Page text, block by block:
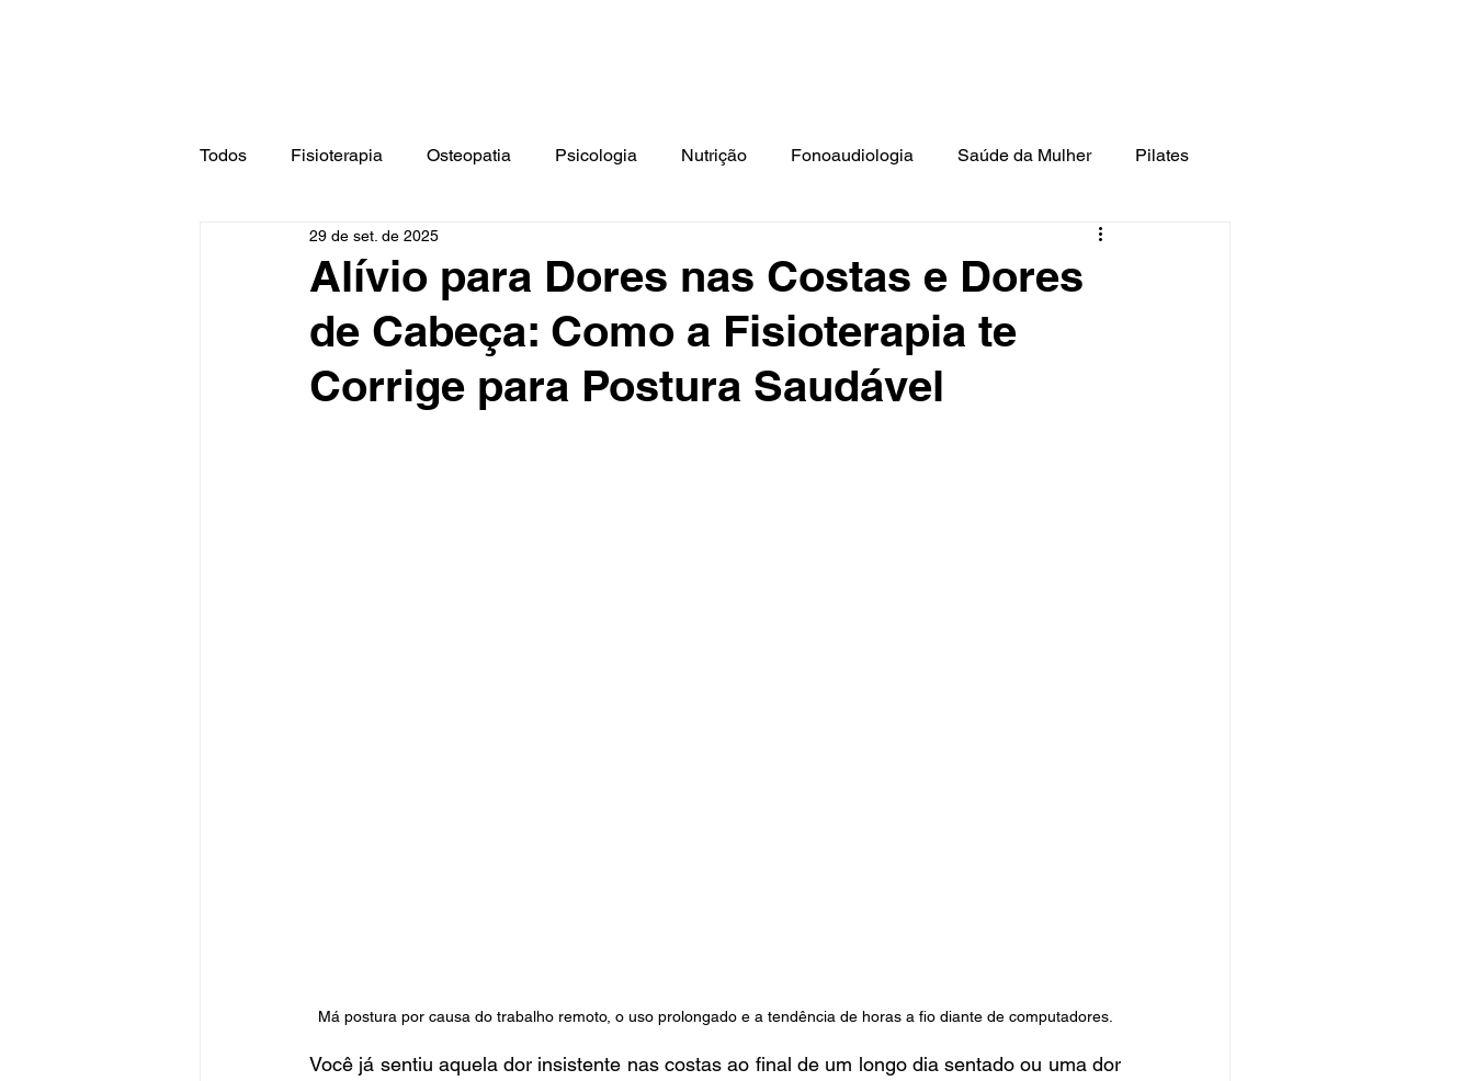
Todos Fisioterapia Osteopatia Psicologia Nutrição Fonoaudiologia Saúde da Mulher Pilates
Terapia Ocupacional
Alívio para Dores nas Costas e Dores
de Cabeça: Como a Fisioterapia te
Corrige para Postura Saudável
29 de set. de 2025
Má postura por causa do trabalho remoto, o uso prolongado e a tendência de horas a fio diante de computadores.
Você já sentiu aquela dor insistente nas costas ao final de um longo dia sentado ou uma dor